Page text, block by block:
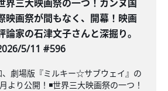
界三大映画祭の一つ！カンヌ国
映画祭が間もなく、開幕！映画
論家の石津文子さんと深掘り。
5/11 #596
劇場版『ミルキー☆サブウェイ』の
より公開！◾️世界三大映画祭の一つ！